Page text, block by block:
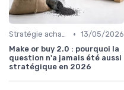
Stratégie achats • 13/05/2026
Make or buy 2.0 : pourquoi la
question n'a jamais été aussi
stratégique en 2026